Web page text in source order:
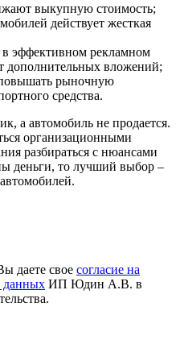
выкупную стоимость;
действует жесткая
в эффективном рекламном
дополнительных вложений;
рыночную
средства.
а автомобиль не продается.
организационными
разбираться с нюансами
деньги, то лучший выбор –
даете свое согласие на
данных ИП Юдин А.В. в